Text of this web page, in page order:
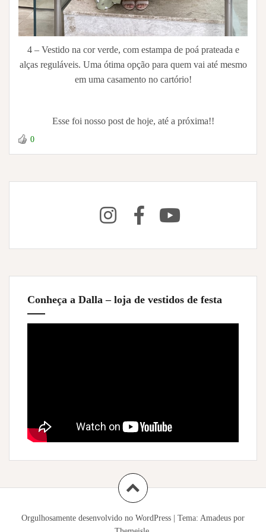
4 – Vestido na cor verde, com estampa de poá prateada e
alças reguláveis. Uma ótima opção para quem vai até mesmo
em uma casamento no cartório!
Esse foi nosso post de hoje, até a próxima!!
0
Conheça a Dalla – loja de vestidos de festa
Orgulhosamente desenvolvido no WordPress Tema: Amadeus por